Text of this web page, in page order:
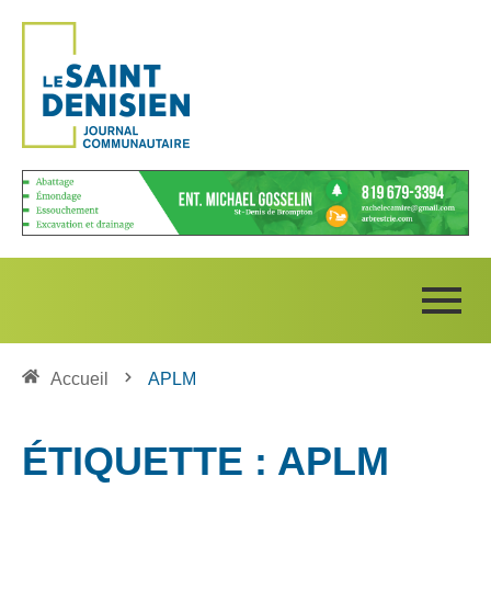
Accueil APLM
ÉTIQUETTE : APLM